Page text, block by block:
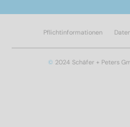
© 2024 Schäfer + Peters
Pflichtinformationen